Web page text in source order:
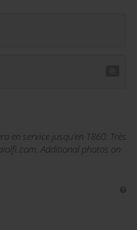
en service jusqu'en 1860. Très
Additional photos on